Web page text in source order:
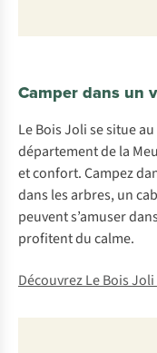
Camper dans un
Le Bois Joli se situe
département de la
et confort. Campez
dans les arbres, un
peuvent s’amuser
profitent du calme.
Découvrez Le Bois Joli